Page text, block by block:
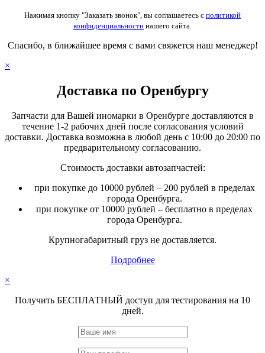
Нажимая кнопку "Заказать звонок", вы соглашаетесь с политикой
конфиденциальности нашего сайта.
Спасибо, в ближайшее время с вами свяжется наш менеджер!
×
Доставка по Оренбургу
Запчасти для Вашей иномарки в Оренбурге доставляются в
течение 1-2 рабочих дней после согласования условий
доставки. Доставка возможна в любой день с 10:00 до 20:00 по
предварительному согласованию.
Стоимость доставки автозапчастей:
при покупке до 10000 рублей – 200 рублей в пределах
города Оренбурга.
при покупке от 10000 рублей – бесплатно в пределах
города Оренбурга.
Крупногабаритный груз не доставляется.
Подробнее
×
Получить БЕСПЛАТНЫЙ доступ для тестирования на 10
дней.